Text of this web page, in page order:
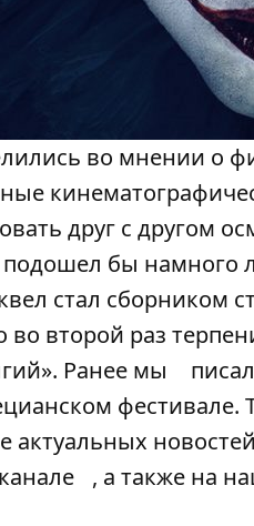
во мнении о
друг с другом
бы намного
стал сборником
второй раз
Ранее мы
фестивале.
актуальных
, а также на